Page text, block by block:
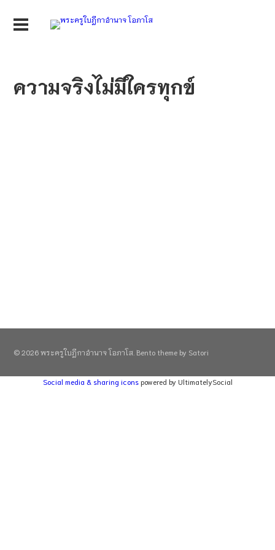
ความจริงไม่มีใครทุกข์
© 2026 พระครูใบฎีกาอำนาจ โอภาโส. Bento theme by Satori
Social media & sharing icons powered by UltimatelySocial